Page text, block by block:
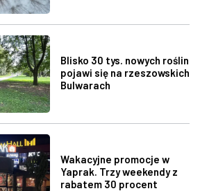
Blisko 30 tys. nowych roślin
pojawi się na rzeszowskich
Bulwarach
Wakacyjne promocje w
Yaprak. Trzy weekendy z
rabatem 30 procent